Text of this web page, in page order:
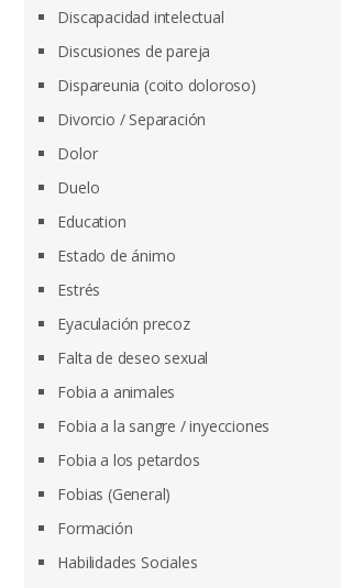
Discapacidad intelectual
Discusiones de pareja
Dispareunia (coito doloroso)
Divorcio / Separación
Dolor
Duelo
Education
Estado de ánimo
Estrés
Eyaculación precoz
Falta de deseo sexual
Fobia a animales
Fobia a la sangre / inyecciones
Fobia a los petardos
Fobias (General)
Formación
Habilidades Sociales